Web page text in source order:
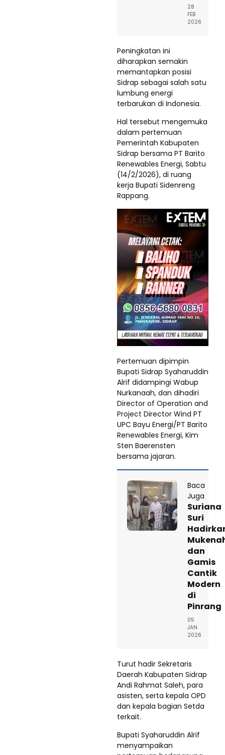
28
FEB
2026
Peningkatan ini
diharapkan semakin
memantapkan posisi
Sidrap sebagai salah satu
lumbung energi
terbarukan di Indonesia.
Hal tersebut mengemuka
dalam pertemuan
Pemerintah Kabupaten
Sidrap bersama PT Barito
Renewables Energi, Sabtu
(14/2/2026), di ruang
kerja Bupati Sidenreng
Rappang.
Pertemuan dipimpin
Bupati Sidrap Syaharuddin
Alrif didampingi Wabup
Nurkanaah, dan dihadiri
Director of Operation and
Project Director Wind PT
UPC Bayu Energi/PT Barito
Renewables Energi, Kim
Sten Baerensten
bersama jajaran.
Baca
Juga
Suriana
Suri
dan
Gamis
Cantik
Modern
di
Pinrang
05
JAN
2026
Turut hadir Sekretaris
Daerah Kabupaten Sidrap
Andi Rahmat Saleh, para
asisten, serta kepala OPD
dan kepala bagian Setda
terkait.
Bupati Syaharuddin Alrif
menyampaikan